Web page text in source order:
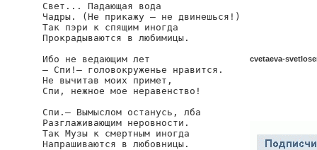
Свет... Падающая вода
Чадры. (Не прикажу — не двинешься!)
Так пэри к спящим иногда
Прокрадываются в любимицы.
Ибо не ведающим лет
— Спи!— головокруженье нравится.
Не вычитав моих примет,
Спи, нежное мое неравенство!
Спи.— Вымыслом останусь, лба
Разглаживающим неровности.
Так Музы к смертным иногда
Напрашиваются в любовницы.
cvetaeva-